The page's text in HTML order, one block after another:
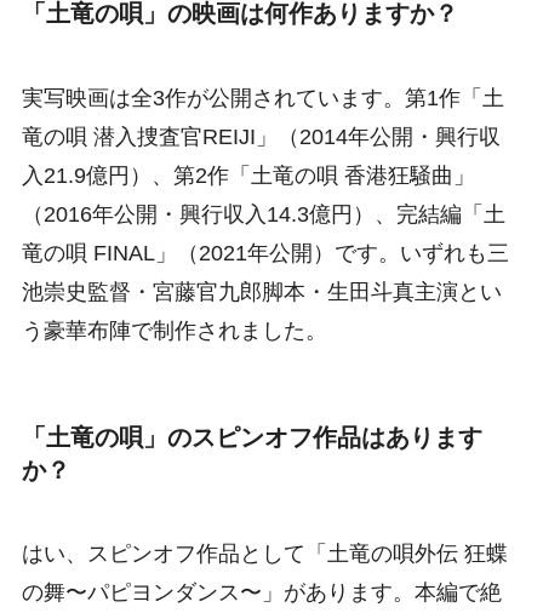
「土竜の唄」の映画は何作ありますか？
実写映画は全3作が公開されています。第1作「土
竜の唄 潜入捜査官REIJI」（2014年公開・興行収
入21.9億円）、第2作「土竜の唄 香港狂騒曲」
（2016年公開・興行収入14.3億円）、完結編「土
竜の唄 FINAL」（2021年公開）です。いずれも三
池崇史監督・宮藤官九郎脚本・生田斗真主演とい
う豪華布陣で制作されました。
「土竜の唄」のスピンオフ作品はあります
か？
はい、スピンオフ作品として「土竜の唄外伝 狂蝶
の舞〜パピヨンダンス〜」があります。本編で絶